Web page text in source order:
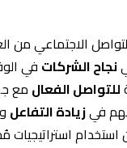
الاجتماعي من
نجاح الشركات في
للتواصل الفعالمع
فيزيادة التفاعل
استخدام